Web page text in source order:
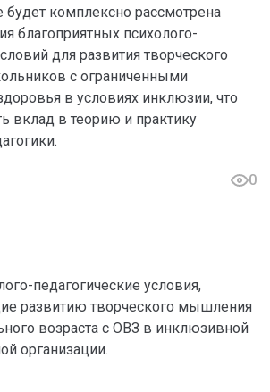
будет комплексно рассмотрена
благоприятных психолого-
для развития творческого
с ограниченными
в условиях инклюзии, что
вклад в теорию и практику
0
педагогические условия,
развитию творческого мышления
возраста с ОВЗ в инклюзивной
организации.